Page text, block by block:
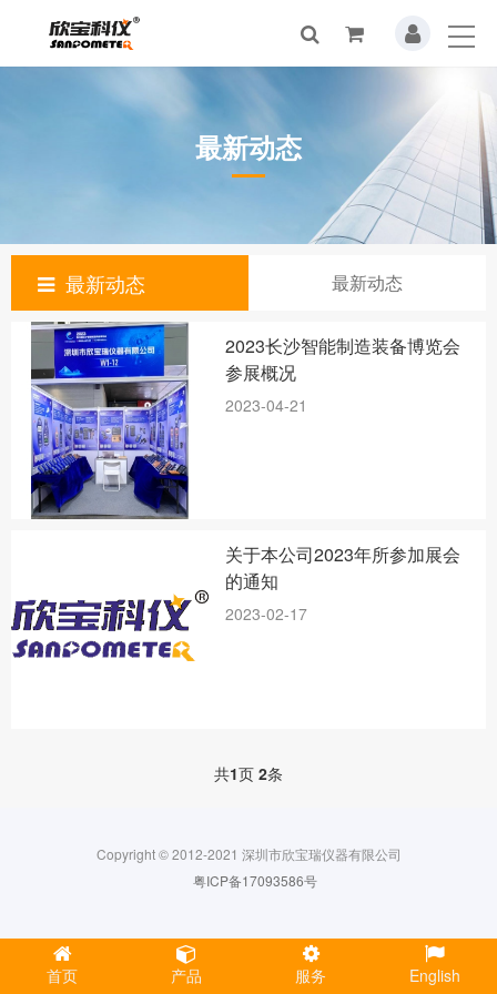
最新动态
最新动态 最新动态
2023长沙智能制造装备博览会
参展概况
2023-04-21
关于本公司2023年所参加展会
的通知
2023-02-17
共1页 2条
Copyright © 2012-2021 深圳市欣宝瑞仪器有限公司
粤ICP备17093586号
首页 产品 服务 English